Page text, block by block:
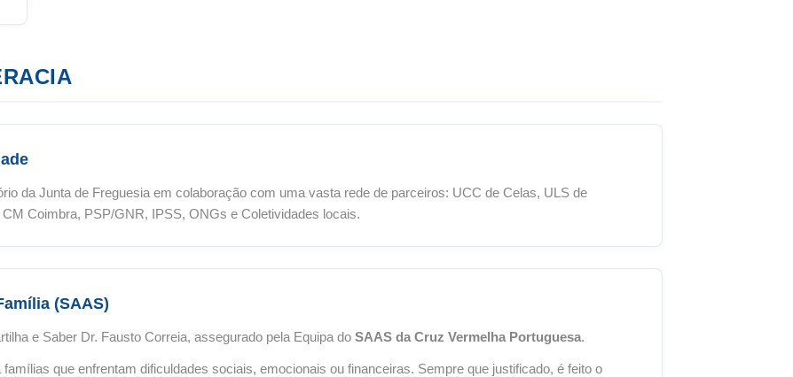
da Junta de Freguesia em colaboração com uma vasta rede de parceiros: UCC de Celas, ULS de
Coimbra, PSP/GNR, IPSS, ONGs e Coletividades locais.
(SAAS)
e Saber Dr. Fausto Correia, assegurado pela Equipa do SAAS da Cruz Vermelha Portuguesa.
que enfrentam dificuldades sociais, emocionais ou financeiras. Sempre que justificado, é feito o